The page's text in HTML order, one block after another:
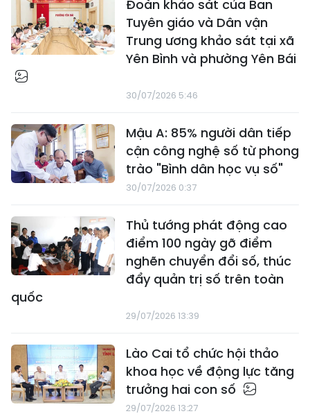
Đoàn khảo sát của Ban
Tuyên giáo và Dân vận
Trung ương khảo sát tại xã
Yên Bình và phường Yên Bái
30/07/2026 5:46
Mậu A: 85% người dân tiếp
cận công nghệ số từ phong
trào "Bình dân học vụ số"
30/07/2026 0:37
Thủ tướng phát động cao
điểm 100 ngày gỡ điểm
nghẽn chuyển đổi số, thúc
đẩy quản trị số trên toàn
quốc
29/07/2026 13:39
Lào Cai tổ chức hội thảo
khoa học về động lực tăng
trưởng hai con số
29/07/2026 13:27